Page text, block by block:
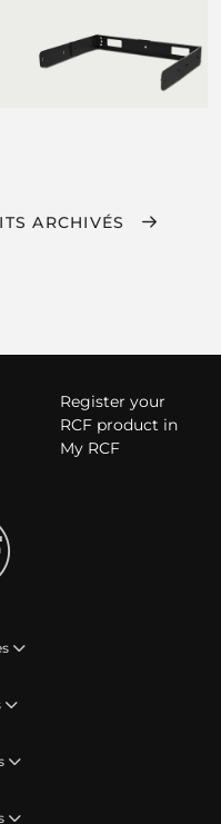
ARCHIVÉS
Register your
RCF product in
My RCF